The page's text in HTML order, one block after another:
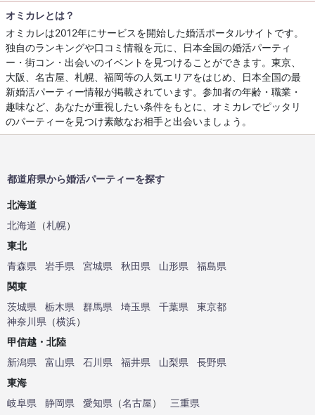
オミカレとは？
オミカレは2012年にサービスを開始した婚活ポータルサイトです。
独自のランキングや口コミ情報を元に、日本全国の婚活パーティ
ー・街コン・出会いのイベントを見つけることができます。東京、
大阪、名古屋、札幌、福岡等の人気エリアをはじめ、日本全国の最
新婚活パーティー情報が掲載されています。参加者の年齢・職業・
趣味など、あなたが重視したい条件をもとに、オミカレでピッタリ
のパーティーを見つけ素敵なお相手と出会いましょう。
都道府県から婚活パーティーを探す
北海道
北海道 （札幌）
東北
青森県
岩手県 宮城県 秋田県 山形県
福島県
関東
茨城県
栃木県 群馬県 埼玉県 千葉県
東京都
神奈川県 （横浜）
甲信越・北陸
新潟県
富山県 石川県 福井県 山梨県
長野県
東海
岐阜県
静岡県 愛知県 （名古屋）
三重県